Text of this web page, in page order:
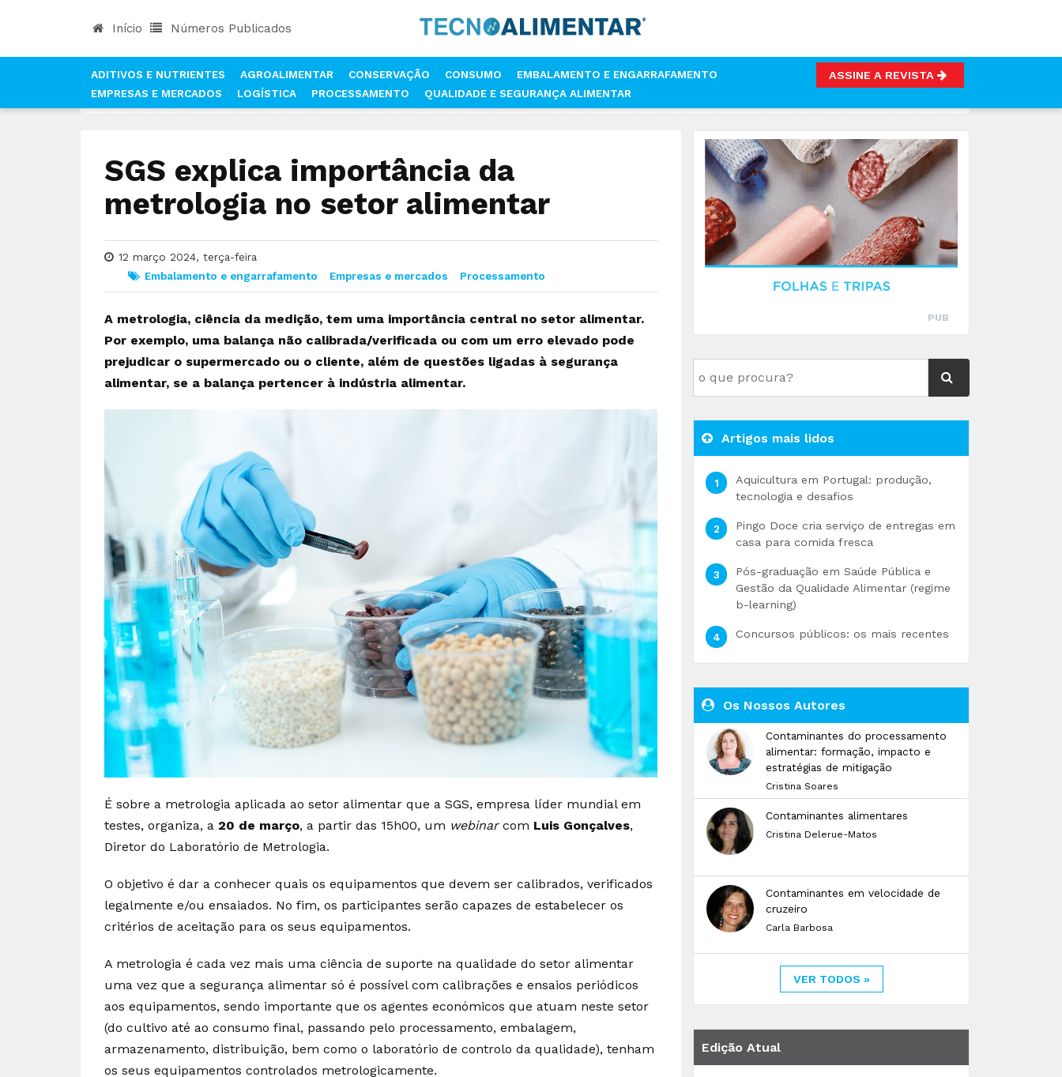
Início Números Publicados
ADITIVOS E NUTRIENTES AGROALIMENTAR CONSERVAÇÃO CONSUMO
EMBALAMENTO E ENGARRAFAMENTO
EMPRESAS E MERCADOS
LOGÍSTICA PROCESSAMENTO QUALIDADE E SEGURANÇA ALIMENTAR
ASSINE A REVISTA
SGS EXPLICA IMPORTÂNCIA DA METROLOGIA NO SETOR ALIMENTAR
SGS explica importância da
metrologia no setor alimentar
12 março 2024, terça-feira
Embalamento e engarrafamento
Empresas e mercados Processamento
A metrologia, ciência da medição, tem uma importância central no setor alimentar.
Por exemplo, uma balança não calibrada/verificada ou com um erro elevado pode
prejudicar o supermercado ou o cliente, além de questões ligadas à segurança
alimentar, se a balança pertencer à indústria alimentar.
É sobre a metrologia aplicada ao setor alimentar que a SGS, empresa líder mundial em
testes, organiza, a 20 de março, a partir das 15h00, um webinar com Luis Gonçalves,
Diretor do Laboratório de Metrologia.
O objetivo é dar a conhecer quais os equipamentos que devem ser calibrados, verificados
legalmente e/ou ensaiados. No fim, os participantes serão capazes de estabelecer os
critérios de aceitação para os seus equipamentos.
A metrologia é cada vez mais uma ciência de suporte na qualidade do setor alimentar
uma vez que a segurança alimentar só é possível com calibrações e ensaios periódicos
aos equipamentos, sendo importante que os agentes económicos que atuam neste setor
(do cultivo até ao consumo final, passando pelo processamento, embalagem,
armazenamento, distribuição, bem como o laboratório de controlo da qualidade), tenham
os seus equipamentos controlados metrologicamente.
PUB
Artigos mais lidos
Aquicultura em Portugal: produção,
tecnologia e desafios
Pingo Doce cria serviço de entregas em
casa para comida fresca
Pós-graduação em Saúde Pública e
Gestão da Qualidade Alimentar (regime
b-learning)
Concursos públicos: os mais recentes
Os Nossos Autores
Contaminantes do processamento
alimentar: formação, impacto e
estratégias de mitigação
Cristina Soares
Contaminantes alimentares
Cristina Delerue-Matos
Contaminantes em velocidade de
cruzeiro
Carla Barbosa
VER TODOS »
Edição Atual